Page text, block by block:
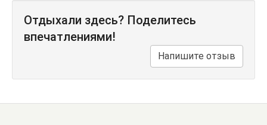
Отдыхали здесь? Поделитесь
впечатлениями!
Напишите отзыв